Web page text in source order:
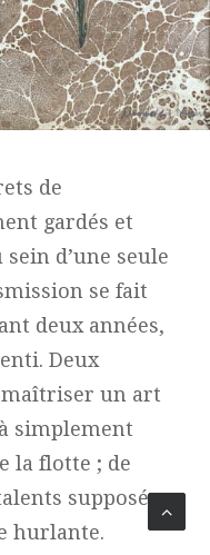
de
gardés et
d’une seule
se fait
deux années,
Deux
maîtriser un art
simplement
la flotte ; de
supposés
hurlante.